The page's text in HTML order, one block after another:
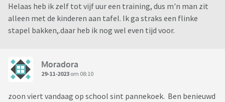
Helaas heb ik zelf tot vijf uur een training, dus m'n man zit
alleen met de kinderen aan tafel. Ik ga straks een flinke
stapel bakken,.daar heb ik nog wel even tijd voor.
Moradora
29-11-2023 om 08:10
zoon viert vandaag op school sint pannekoek. Ben benieuwd